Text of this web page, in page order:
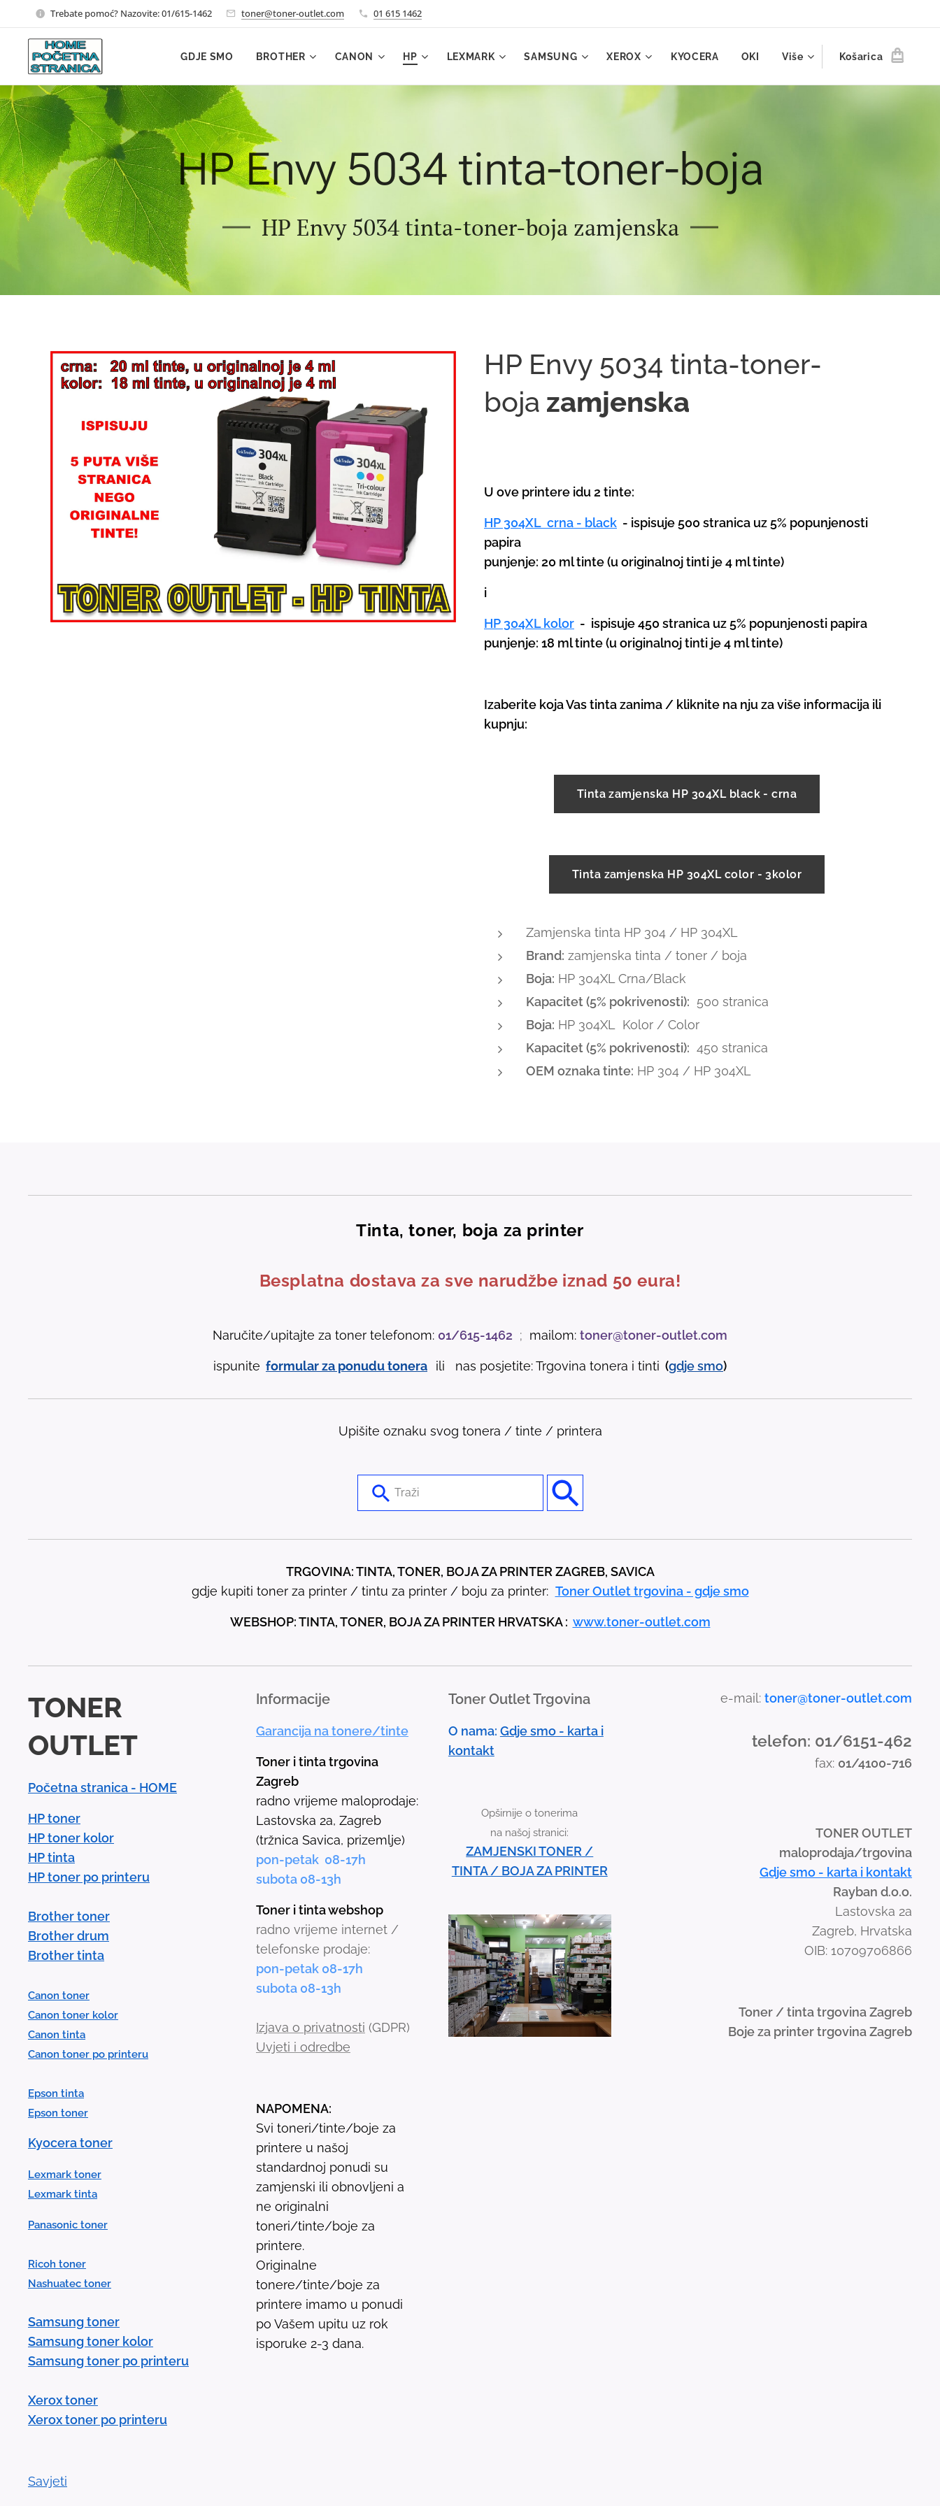
Trebate pomoć? Nazovite: 01/615-1462 toner@toner-outlet.com 01 615 1462
GDJE SMO BROTHER CANON HP LEXMARK SAMSUNG XEROX KYOCERA OKI Više Košarica
HP Envy 5034 tinta-toner-boja
HP Envy 5034 tinta-toner-boja zamjenska
HP Envy 5034 tinta-toner-
boja zamjenska
U ove printere idu 2 tinte:
HP 304XL crna - black - ispisuje 500 stranica uz 5% popunjenosti
papira
punjenje: 20 ml tinte (u originalnoj tinti je 4 ml tinte)
i
HP 304XL kolor - ispisuje 450 stranica uz 5% popunjenosti papira
punjenje: 18 ml tinte (u originalnoj tinti je 4 ml tinte)
Izaberite koja Vas tinta zanima / kliknite na nju za više informacija ili
kupnju:
Tinta zamjenska HP 304XL black - crna
Tinta zamjenska HP 304XL color - 3kolor
Zamjenska tinta HP 304 / HP 304XL
Brand: zamjenska tinta / toner / boja
Boja: HP 304XL Crna/Black
Kapacitet (5% pokrivenosti): 500 stranica
Boja: HP 304XL Kolor / Color
Kapacitet (5% pokrivenosti): 450 stranica
OEM oznaka tinte: HP 304 / HP 304XL
Tinta, toner, boja za printer
Besplatna dostava za sve narudžbe iznad 50 eura!
Naručite/upitajte za toner telefonom: 01/615-1462 ; mailom: toner@toner-outlet.com
ispunite formular za ponudu tonera ili nas posjetite: Trgovina tonera i tinti (gdjesmo)
Upišite oznaku svog tonera / tinte / printera
t
u
p
d
w
w
s
o
s
e
l
e
c
TRGOVINA: TINTA, TONER, BOJA ZA PRINTER ZAGREB, SAVICA
gdje kupiti toner za printer / tintu za printer / boju za printer: Toner Outlet trgovina - gdje smo
WEBSHOP: TINTA, TONER, BOJA ZA PRINTER HRVATSKA : www.toner-outlet.com
TONER
OUTLET
Početna stranica - HOME
HP toner
HP toner kolor
HP tinta
HP toner po printeru
Brother toner
Brother drum
Brother tinta
Canon toner
Canon toner kolor
Canon tinta
Canon toner po printeru
Epson tinta
Epson toner
Kyocera toner
Lexmark toner
Lexmark tinta
Panasonic toner
Ricoh toner
Nashuatec toner
Samsung toner
Samsung toner kolor
Samsung toner po printeru
Xerox toner
Xerox toner po printeru
Savjeti
Informacije
Garancija na tonere/tinte
Toner i tinta trgovina
Zagreb
radno vrijeme maloprodaje:
Lastovska 2a, Zagreb
(tržnica Savica, prizemlje)
pon-petak 08-17h
subota 08-13h
Toner i tinta webshop
radno vrijeme internet /
telefonske prodaje:
pon-petak 08-17h
subota 08-13h
Izjava o privatnosti (GDPR)
Uvjeti i odredbe
NAPOMENA:
Svi toneri/tinte/boje za
printere u našoj
standardnoj ponudi su
zamjenski ili obnovljeni a
ne originalni
toneri/tinte/boje za
printere.
Originalne
tonere/tinte/boje za
printere imamo u ponudi
po Vašem upitu uz rok
isporuke 2-3 dana.
Toner Outlet Trgovina
O nama: Gdje smo - karta i
kontakt
Opširnije o tonerima
na našoj stranici:
ZAMJENSKI TONER /
TINTA / BOJA ZA PRINTER
e-mail: toner@toner-outlet.com
telefon: 01/6151-462
fax: 01/4100-716
TONER OUTLET
maloprodaja/trgovina
Gdje smo - karta i kontakt
Rayban d.o.o.
Lastovska 2a
Zagreb, Hrvatska
OIB: 10709706866
Toner / tinta trgovina Zagreb
Boje za printer trgovina Zagreb